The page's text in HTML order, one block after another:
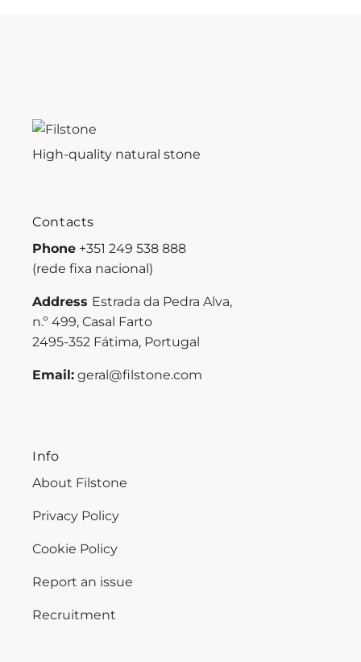
High-quality natural stone
Contacts
Phone +351 249 538 888
(rede fixa nacional)
Address Estrada da Pedra Alva,
n.º 499, Casal Farto
2495-352 Fátima, Portugal
Email: geral@filstone.com
Info
About Filstone
Privacy Policy
Cookie Policy
Report an issue
Recruitment